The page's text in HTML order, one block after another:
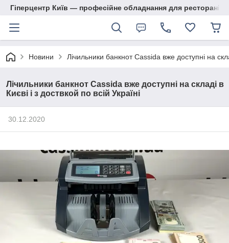
Гіперцентр Київ — професійне обладнання для ресторанів,
Новини Лічильники банкнот Cassida вже доступні на
Лічильники банкнот Cassida вже доступні на складі в
Києві і з доствкой по всій Україні
30.12.2020